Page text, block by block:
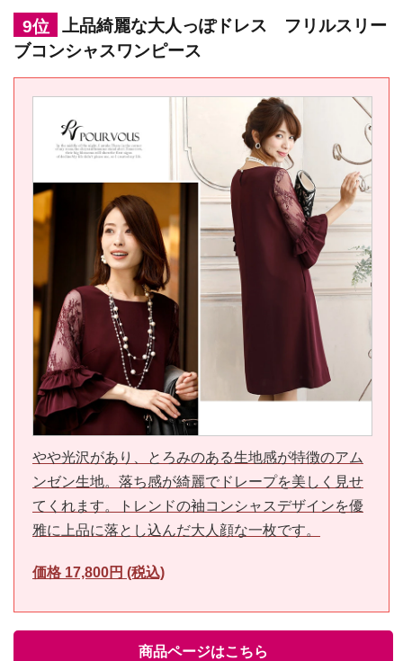
9位
上品綺麗な大人っぽドレス フリルスリー
ブコンシャスワンピース
やや光沢があり、とろみのある生地感が特徴のアム
ンゼン生地。落ち感が綺麗でドレープを美しく見せ
てくれます。トレンドの袖コンシャスデザインを優
雅に上品に落とし込んだ大人顔な一枚です。
価格 17,800円 (税込)
商品ページはこちら